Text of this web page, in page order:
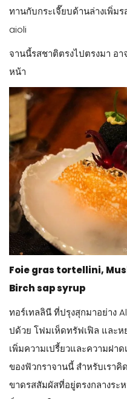
ทานกับกระเจี๊ยบด้านล่างเพิ่ม
aioli
จานนี้รสชาติตรงไปตรงมา อ
หน้า
Foie gras tortellini,
Birch sap syrup
ทอร์เทลลินี ที่ปรุงสุกมาอย่าง
ปด้วย โฟมเห็ดทรัฟเฟิล และ
เพิ่มความเปรี้ยวและความฝา
ของฟัวกราจานนี้ สำหรับเรา
ขาดรสสัมผัสที่อยู่ตรงกลางระ